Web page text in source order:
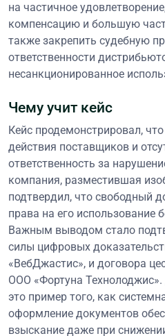
на частичное
компенсацию и большую
также закрепить судебную
ответственности
несанкционированное
Чему учит кейс
Кейс продемонстрировал,
действия поставщиков и
ответственность за
компания, разместившая
подтвердил, что свободный
права на его использование
Важным выводом стало
силы цифровых
«ВебДжастис», и договора
ООО «Фортуна
это пример того, как
оформление документов
взыскание даже при